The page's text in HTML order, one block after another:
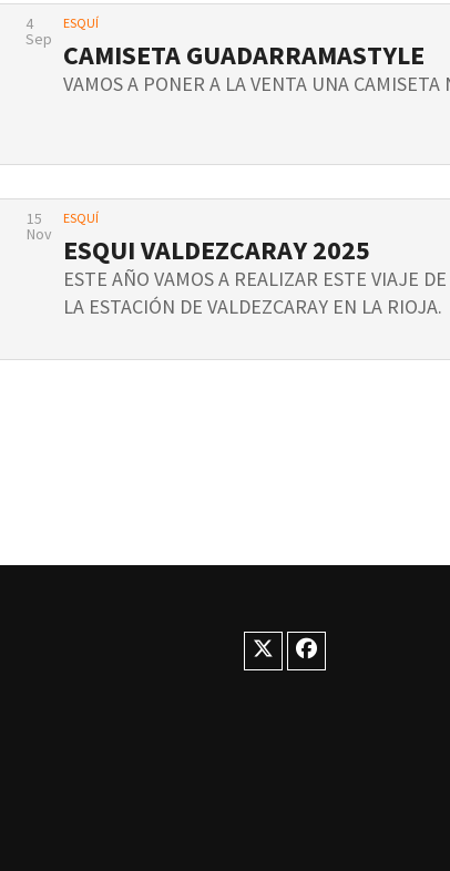
4
Sep
ESQUÍ
CAMISETA GUADARRAMASTYLE
VAMOS A PONER A LA VENTA UNA CAMISETA
15
Nov
ESQUÍ
ESQUI VALDEZCARAY 2025
ESTE AÑO VAMOS A REALIZAR ESTE VIAJE
LA ESTACIÓN DE VALDEZCARAY EN LA RIOJA.